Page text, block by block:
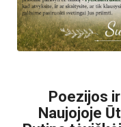
Poezijos
Naujojoje